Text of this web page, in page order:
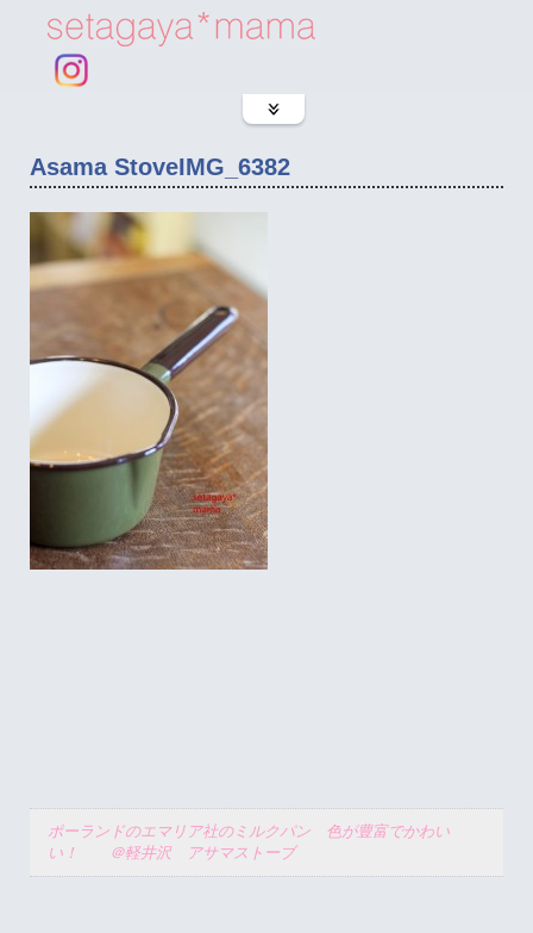
Asama StoveIMG_6382
ポーランドのエマリア社のミルクパン 色が豊富でかわい
い！ ＠軽井沢 アサマストーブ